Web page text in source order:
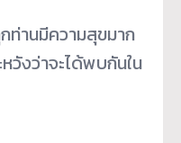
ท่านมีความสุขมาก
วังว่าจะได้พบกันใน